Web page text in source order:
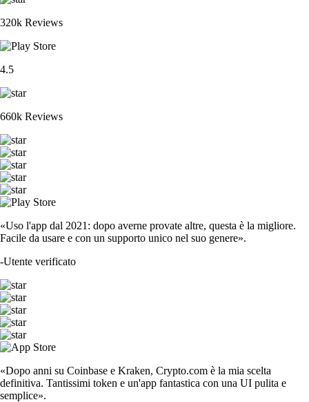
320k Reviews
4.5
660k Reviews
«Uso l'app dal 2021: dopo averne provate altre, questa è la migliore.
Facile da usare e con un supporto unico nel suo genere».
-Utente verificato
«Dopo anni su Coinbase e Kraken, Crypto.com è la mia scelta
definitiva. Tantissimi token e un'app fantastica con una UI pulita e
semplice».